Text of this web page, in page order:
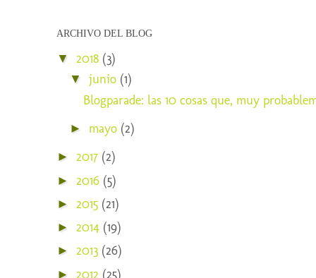
ARCHIVO DEL BLOG
▼ 2018 (3)
▼ junio (1)
Blogparade: las 10 cosas que, muy
► mayo (2)
► 2017 (2)
► 2016 (5)
► 2015 (21)
► 2014 (19)
► 2013 (26)
► 2012 (25)